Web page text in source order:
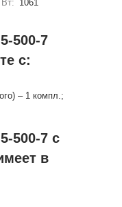
1061
500-7
с:
– 1 компл.;
500-7 с
в